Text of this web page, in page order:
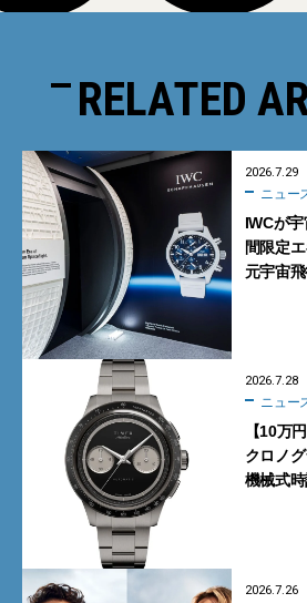
RELATED
2026.7.29
ニュー
IWCが
間限定
元宇宙
2026.7.28
ニュー
【10万
クロノ
機械式
2026.7.26